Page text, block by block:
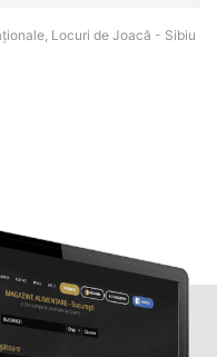
Locuri de Joacă - Sibiu